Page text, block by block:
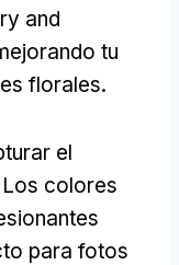
and
tu
florales.
el
colores
para fotos